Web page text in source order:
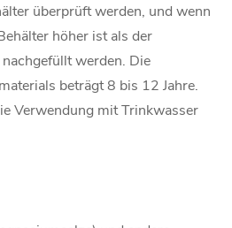
überprüft werden, und wenn
höher ist als der
werden. Die
beträgt 8 bis 12 Jahre.
Verwendung mit Trinkwasser